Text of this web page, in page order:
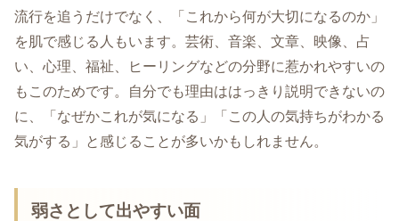
流行を追うだけでなく、「これから何が大切になるのか」
を肌で感じる人もいます。芸術、音楽、文章、映像、占
い、心理、福祉、ヒーリングなどの分野に惹かれやすいの
もこのためです。自分でも理由ははっきり説明できないの
に、「なぜかこれが気になる」「この人の気持ちがわかる
気がする」と感じることが多いかもしれません。
弱さとして出やすい面